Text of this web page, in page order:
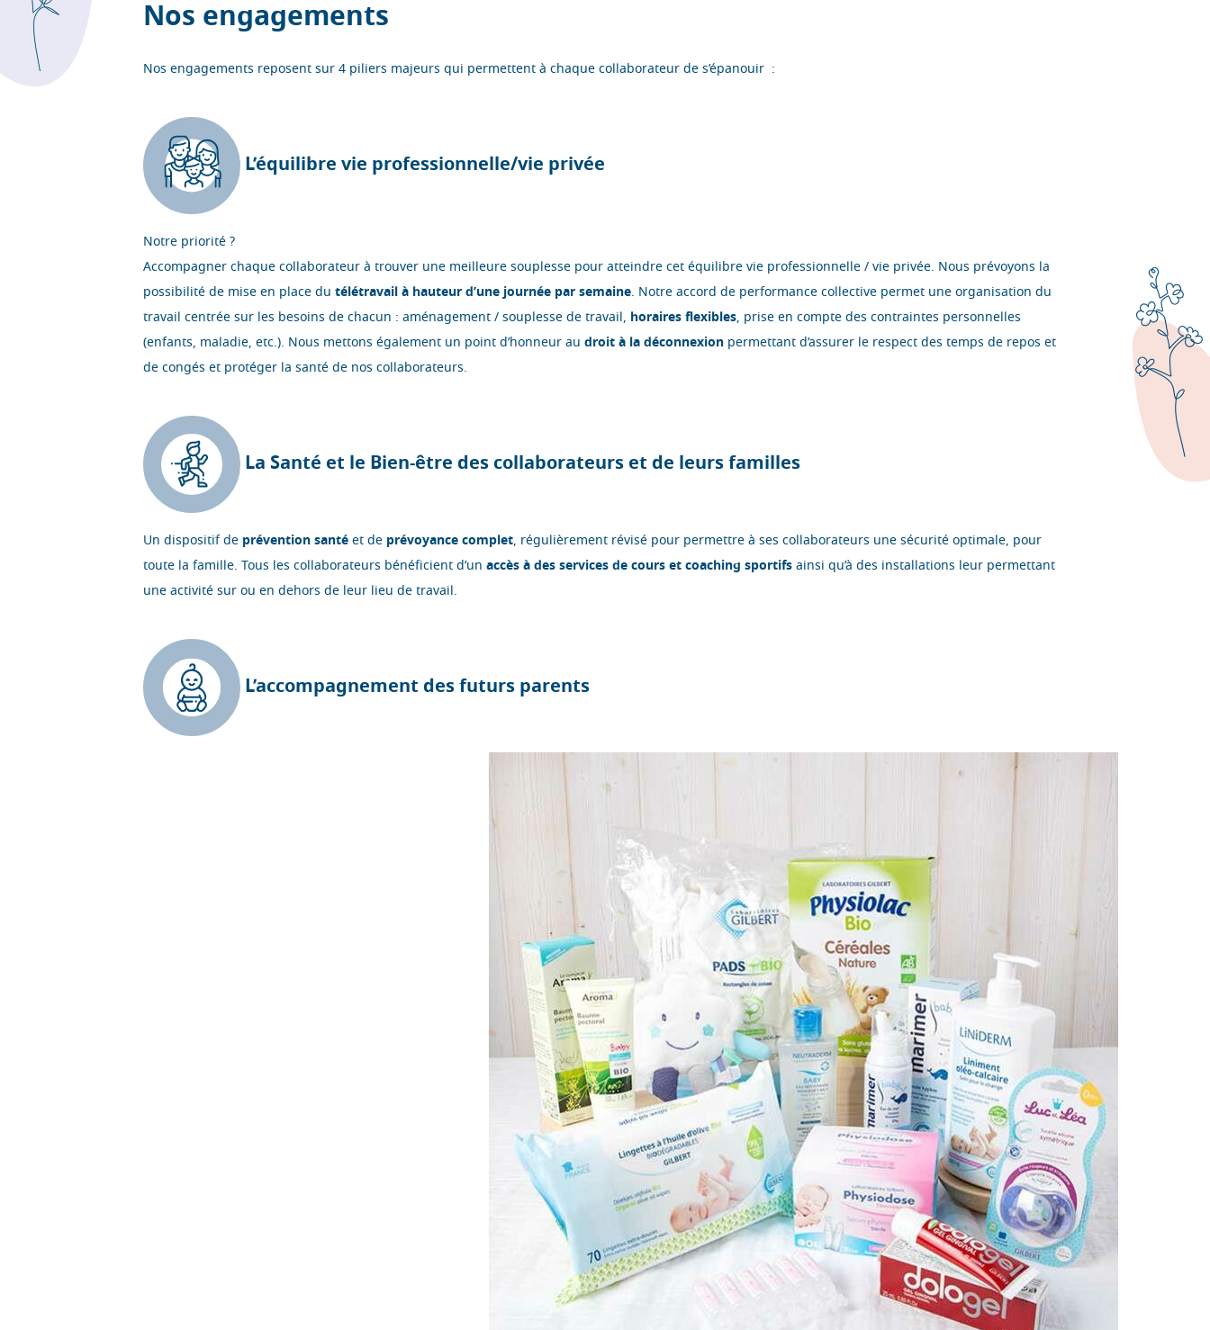
Nos engagements
Nos engagements reposent sur 4 piliers majeurs qui permettent à chaque collaborateur de s’épanouir :
L’équilibre vie professionnelle/vie privée
Notre priorité ?
Accompagner chaque collaborateur à trouver une meilleure souplesse pour atteindre cet équilibre vie professionnelle / vie privée. Nous prévoyons la
possibilité de mise en place du télétravail à hauteur d’une journée par semaine. Notre accord de performance collective permet une organisation du
travail centrée sur les besoins de chacun : aménagement / souplesse de travail, horaires flexibles, prise en compte des contraintes personnelles
(enfants, maladie, etc.). Nous mettons également un point d’honneur au droit à la déconnexion permettant d’assurer le respect des temps de repos et
de congés et protéger la santé de nos collaborateurs.
La Santé et le Bien-être des collaborateurs et de leurs familles
Un dispositif de prévention santéet de prévoyance complet, régulièrement révisé pour permettre à ses collaborateurs une sécurité optimale, pour
toute la famille. Tous les collaborateurs bénéficient d’un accès à des services de cours et coaching sportifsainsi qu’à des installations leur permettant
une activité sur ou en dehors de leur lieu de travail.
L’accompagnement desfuturs parents